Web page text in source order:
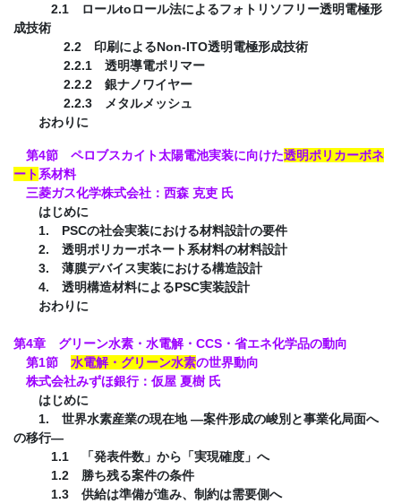
2.1 ロールtoロール法によるフォトリソフリー透明電極形
成技術
2.2 印刷によるNon-ITO透明電極形成技術
2.2.1 透明導電ポリマー
2.2.2 銀ナノワイヤー
2.2.3 メタルメッシュ
おわりに
第4節 ペロブスカイト太陽電池実装に向けた透明ポリカーボネ
ート系材料
三菱ガス化学株式会社：西森 克吏 氏
はじめに
1. PSCの社会実装における材料設計の要件
2. 透明ポリカーボネート系材料の材料設計
3. 薄膜デバイス実装における構造設計
4. 透明構造材料によるPSC実装設計
おわりに
第4章 グリーン水素・水電解・CCS・省エネ化学品の動向
第1節 水電解・グリーン水素の世界動向
株式会社みずほ銀行：仮屋 夏樹 氏
はじめに
1. 世界水素産業の現在地 ―案件形成の峻別と事業化局面へ
の移行―
1.1 「発表件数」から「実現確度」へ
1.2 勝ち残る案件の条件
1.3 供給は準備が進み、制約は需要側へ